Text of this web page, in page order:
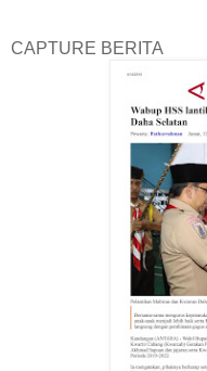
CAPTURE BERITA